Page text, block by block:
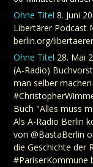
Ohne Titel 8. Juni
Libertärer Podcast
berlin.org/
Ohne Titel 28. Mai
(A-Radio)
man selber
Buch "Alles muss
Als A-Radio Berlin
von @BastaBerlin
die Geschichte der
#PariserKommune